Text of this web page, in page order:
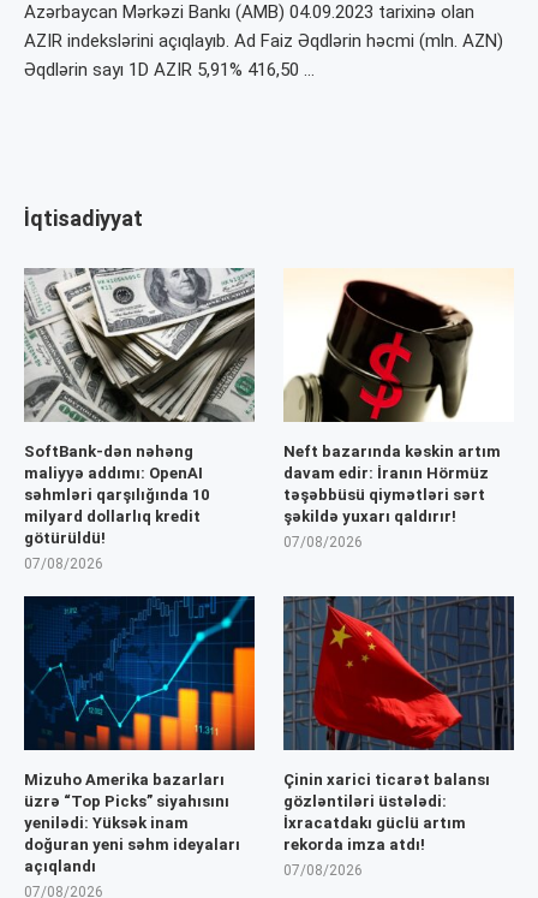
Azərbaycan Mərkəzi Bankı (AMB) 04.09.2023 tarixinə olan
AZIR indekslərini açıqlayıb. Ad Faiz Əqdlərin həcmi (mln. AZN)
Əqdlərin sayı 1D AZIR 5,91% 416,50 …
İqtisadiyyat
SoftBank-dən nəhəng
maliyyə addımı: OpenAI
səhmləri qarşılığında 10
milyard dollarlıq kredit
götürüldü!
07/08/2026
Neft bazarında kəskin artım
davam edir: İranın Hörmüz
təşəbbüsü qiymətləri sərt
şəkildə yuxarı qaldırır!
07/08/2026
Mizuho Amerika bazarları
üzrə “Top Picks” siyahısını
yenilədi: Yüksək inam
doğuran yeni səhm ideyaları
açıqlandı
07/08/2026
Çinin xarici ticarət balansı
gözləntiləri üstələdi:
İxracatdakı güclü artım
rekorda imza atdı!
07/08/2026